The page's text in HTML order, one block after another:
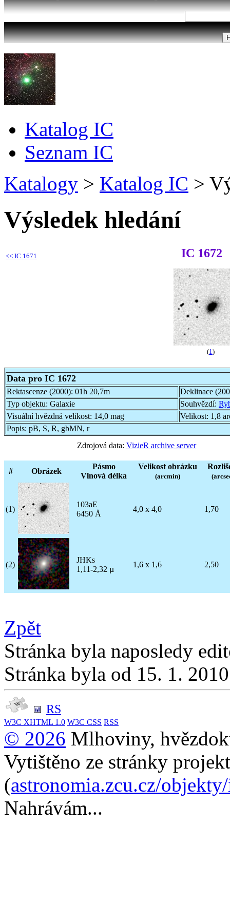
Katalog IC
Seznam IC
Katalogy > Katalog IC >
Výsledek hledání
<< IC 1671 IC 1672
(1 )
Data pro IC 1672
Rektascenze (2000): 01h 20,7m
Deklinace
Typ objektu: Galaxie Souhvězdí:
Visuální hvězdná velikost: 14,0 mag Velikost: 1,8
Popis: pB, S, R, gbMN, r
Zdrojová data: VizieR archive server
# Obrázek
Pásmo
Vlnová délka
Velikost obrázku
(arcmin)
(1)
103aE
6450 Å
4,0 x 4,0 1,70
(2)
JHKs
1,11-2,32 µ
1,6 x 1,6 2,50
Zpět
Stránka byla naposledy
Stránka byla od 15. 1.
RS
W3C XHTML 1.0 W3C CSS RSS
© 2026 Mlhoviny,
Vytištěno ze stránky
(astronomia.zcu.cz/
Nahrávám...